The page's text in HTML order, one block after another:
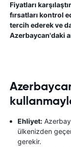
Fiyatları
fırsatları kontrol
tercih ederek ve
Azerbaycan'daki
Ehliyet:
ülkenizden
gerekir.